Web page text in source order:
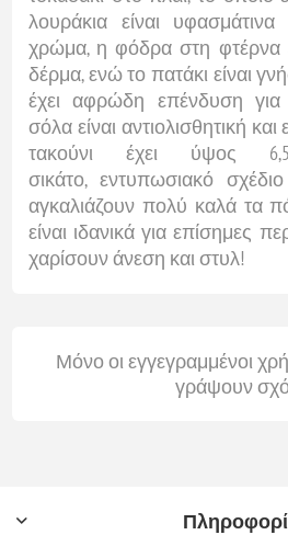
λουράκια είναι
χρώμα, η φόδρα στη φτέρνα
δέρμα, ενώ το πατάκι είναι
έχει αφρώδη επένδυση
σόλα είναι αντιολισθητική
τακούνι έχει ύψος
σικάτο, εντυπωσιακό
αγκαλιάζουν πολύ καλά τα
είναι ιδανικά για επίσημες
χαρίσουν άνεση και στυλ!
Μόνο οι εγγεγραμμένοι
γράψουν